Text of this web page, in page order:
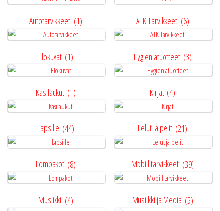
Autotarvikkeet (1) ATK Tarvikkeet (6)
Elokuvat (1) Hygieniatuotteet (3)
Käsilaukut (1) Kirjat (4)
Lapsille (44) Lelut ja pelit (21)
Lompakot (8) Mobiilitarvikkeet (39)
Musiikki (4) Musiikki ja Media (5)